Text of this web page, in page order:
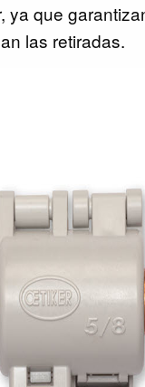
ya que
las retiradas.